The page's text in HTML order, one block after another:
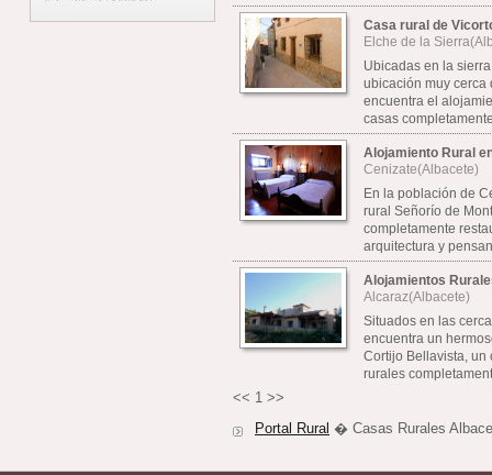
Casa rural de
Elche de la
Ubicadas en la
ubicación muy cerca
encuentra el
casas
Alojamiento Rural
Cenizate(Albacete)
En la población de
rural Señorío de
completamente
arquitectura y
Alojamientos
Alcaraz(Albacete)
Situados en las
encuentra un
Cortijo Bellavista, un
rurales
<< 1 >>
Portal Rural � Casas Rurales